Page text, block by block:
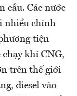
cầu. Các nước
nhiều chính
tiện
chạy khí CNG,
trên thế giới
diesel vào